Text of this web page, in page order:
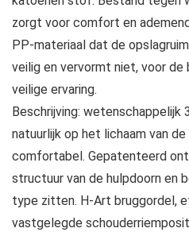
zorgt voor comfort en
PP-materiaal dat de
veilig en vervormt niet, voor
veilige ervaring.
Beschrijving: wetenschappelijk
natuurlijk op het lichaam van
comfortabel. Gepatenteerd
structuur van de hulpdoorn en
type zitten. H-Art bruggordel,
vastgelegde